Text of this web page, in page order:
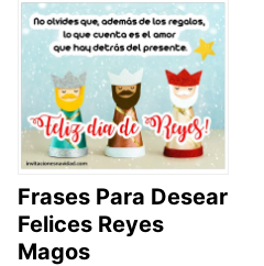
Frases Para Desear
Felices Reyes
Magos